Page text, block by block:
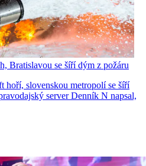
Bratislavou se šíří dým z požáru
hoří, slovenskou metropolí se šíří
server Denník N napsal,